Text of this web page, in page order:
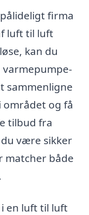
firma
luft til luft
kan du
sammenligne
og få
tilbud fra
være sikker
matcher både
en luft til luft